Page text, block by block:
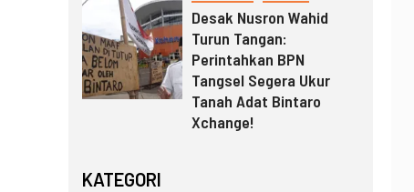
Desak Nusron Wahid
Turun Tangan:
Perintahkan BPN
Tangsel Segera Ukur
Tanah Adat Bintaro
Xchange!
KATEGORI